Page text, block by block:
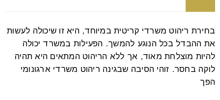
בחירת ריהוט משרדי קריטית במיוחד, היא זו שיכולה לעשות
את ההבדל בכל הנוגע להמשך. הפעילות במשרד יכולה
להיות מוצלחת מאוד, אך ללא הריהוט המתאים היא תהיה
לוקה בחסר. זוהי הסיבה שבגינה ריהוט משרדי ארגונומי
הפך